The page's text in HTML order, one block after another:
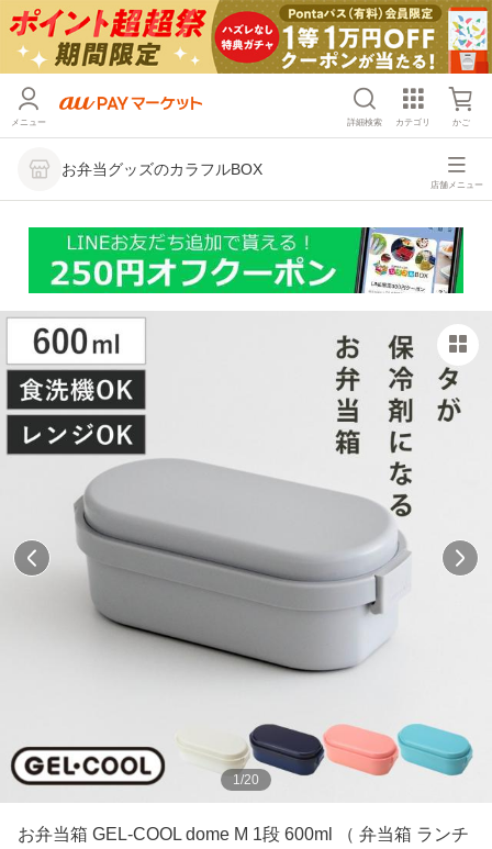
メニュー 詳細検索 カテゴリ かご
お弁当グッズのカラフルBOX
店舗メニュー
1/20
お弁当箱 GEL-COOL dome M 1段 600ml （ 弁当箱 ランチ